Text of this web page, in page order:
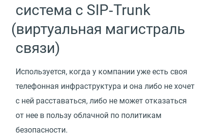
система с SIP‑Trunk
(виртуальная магистраль
связи)
Используется, когда у компании уже есть своя
телефонная инфраструктура и она либо не хочет
с ней расставаться, либо не может отказаться
от нее в пользу облачной по политикам
безопасности.